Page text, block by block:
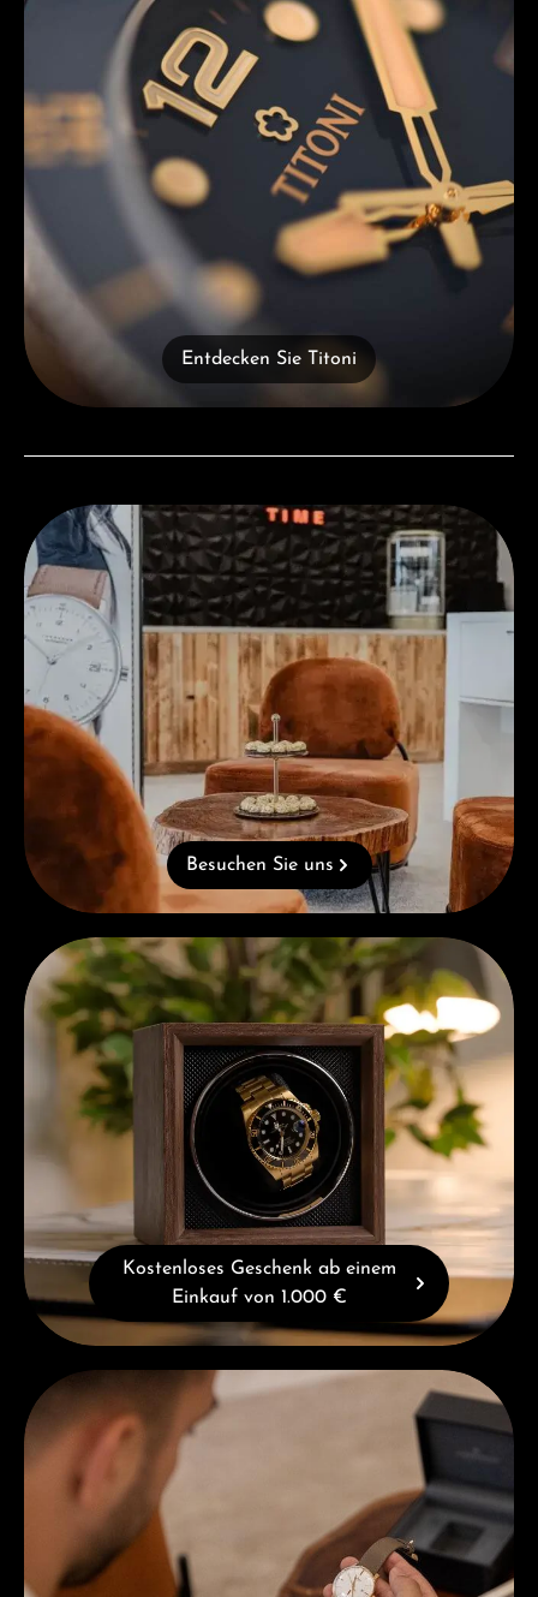
Entdecken Sie Titoni
Besuchen Sie uns
Besuchen Sie uns
Kostenloses Geschenk ab einem Einkauf von 1.000 €
Kostenloses Geschenk ab einem
Einkauf von 1.000 €
Beratung erhalten